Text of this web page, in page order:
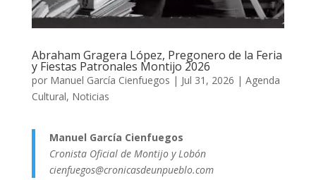
Abraham Gragera López, Pregonero de la Feria
y Fiestas Patronales Montijo 2026
por Manuel García Cienfuegos | Jul 31, 2026 | Agenda
Cultural, Noticias
Manuel García Cienfuegos
Cronista Oficial de Montijo y Lobón
cienfuegos@cronicasdeunpueblo.com